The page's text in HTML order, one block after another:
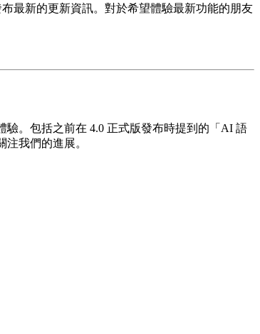
最新的更新資訊。對於希望體驗最新功能的朋友
。包括之前在 4.0 正式版發布時提到的「AI 語
我們的進展。